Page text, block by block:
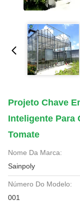
Projeto Chave
Inteligente Para
Tomate
Nome Da Marca:
Sainpoly
Número Do Modelo:
001